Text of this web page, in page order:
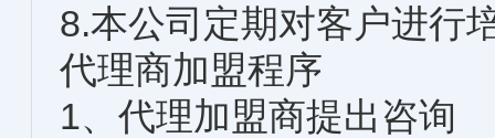
8.本公司定期对客户进行
代理商加盟程序
1、代理加盟商提出咨询